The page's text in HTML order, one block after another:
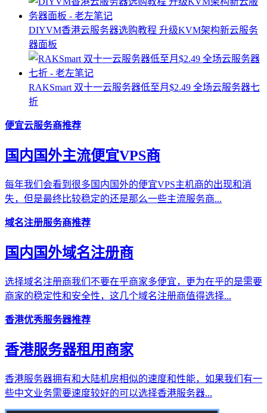
DIYVM香港云服务器选购教程 升级KVM架构新云服务
器面板
RAKSmart 双十一云服务器低至月$2.49 全场云服务器七
折
便宜云服务商推荐
国内国外主流便宜VPS商
每年我们会看到很多国内国外的便宜VPS主机商的出现和消
失，但是最终比较稳定的还是那么一些主流服务商...
域名注册服务商推荐
国内国外域名注册商
选择域名注册商我们不要在乎商家多便宜，更为在乎的是需要
商家的稳定性和安全性，这几个域名注册商值得选择...
香港优秀服务器推荐
香港服务器租用商家
香港服务器拥有和大陆机房相似的速度和性能，如果我们有一
些中文业务需要速度较好的可以选择香港服务器...